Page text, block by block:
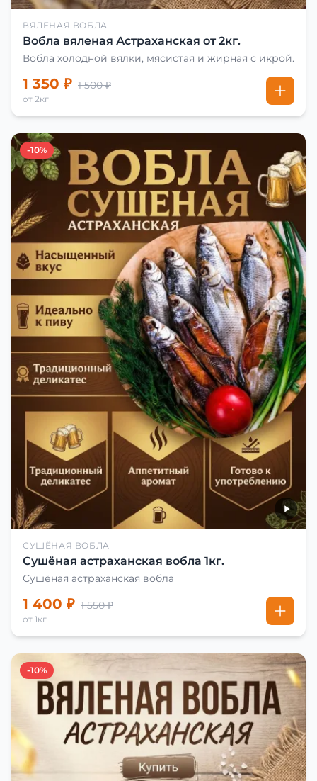
ВЯЛЕНАЯ ВОБЛА
Вобла вяленая Астраханская от 2кг.
Вобла холодной вялки, мясистая и жирная с икрой.
1 350 ₽ 1 500 ₽
от 2кг
-10%
СУШЁНАЯ ВОБЛА
Сушёная астраханская вобла 1кг.
Сушёная астраханская вобла
1 400 ₽ 1 550 ₽
от 1кг
-10%